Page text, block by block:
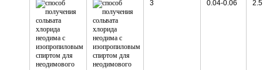
3 0.04-0.06 2.5